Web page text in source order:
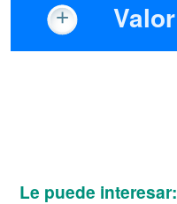
Valor
Le puede interesar: